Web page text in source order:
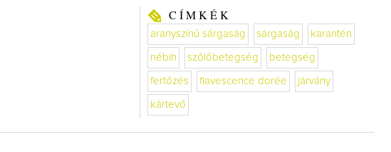
CÍMKÉK
aranyszínű sárgaság sárgaság karantén
nébih szőlőbetegség betegség
fertőzés flavescence dorée járvány
kártevő